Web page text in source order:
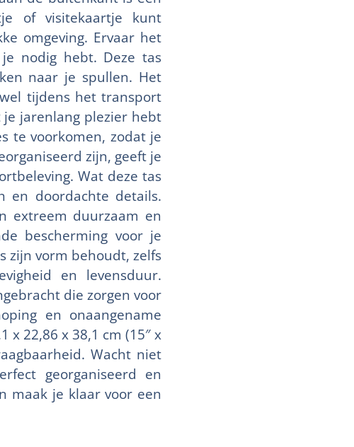
of visitekaartje kunt
omgeving. Ervaar het
nodig hebt. Deze tas
naar je spullen. Het
tijdens het transport
jarenlang plezier hebt
te voorkomen, zodat je
zijn, geeft je
Wat deze tas
en doordachte details.
extreem duurzaam en
bescherming voor je
zijn vorm behoudt, zelfs
en levensduur.
die zorgen voor
en onaangename
x 22,86 x 38,1 cm (15″ x
Wacht niet
georganiseerd en
maak je klaar voor een